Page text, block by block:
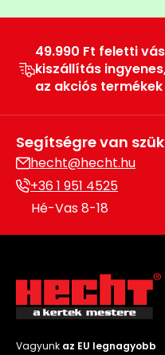
49.990 Ft feletti
kiszállítás
az akciós
Segítségre van
hecht@hecht.hu
+36 1 951 4525
Hé-Vas 8-18
Vagyunk az EU legnagyobb